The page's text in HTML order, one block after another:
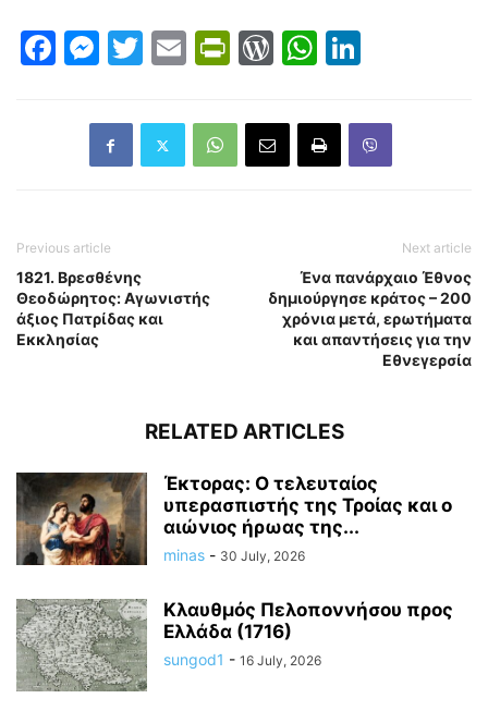
Facebook
Messenger
Twitter
EmailPrintFriendly
WordPress
WhatsApp
Previous article
1821. Βρεσθένης
Θεοδώρητος: Αγωνιστής
άξιος Πατρίδας και
Εκκλησίας
Next article
Ένα πανάρχαιο Έθνος
δημιούργησε κράτος – 200
χρόνια μετά, ερωτήματα
και απαντήσεις για την
Εθνεγερσία
RELATED ARTICLES
Έκτορας: Ο τελευταίος
υπερασπιστής της Τροίας και ο
αιώνιος ήρωας της...
minas - 30 July, 2026
Κλαυθμός Πελοποννήσου προς
Ελλάδα (1716)
sungod1 - 16 July, 2026